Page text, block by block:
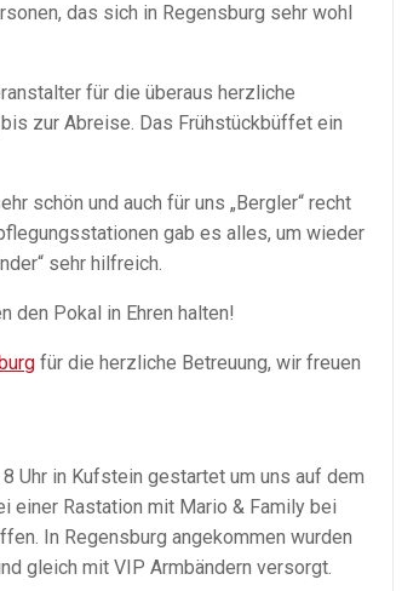
das sich in Regensburg sehr wohl
für die überaus herzliche
zur Abreise. Das Frühstückbüffet ein
schön und auch für uns „Bergler“ recht
gab es alles, um wieder
sehr hilfreich.
den Pokal in Ehren halten!
für die herzliche Betreuung, wir freuen
Uhr in Kufstein gestartet um uns auf dem
einer Rastation mit Mario & Family bei
In Regensburg angekommen wurden
gleich mit VIP Armbändern versorgt.